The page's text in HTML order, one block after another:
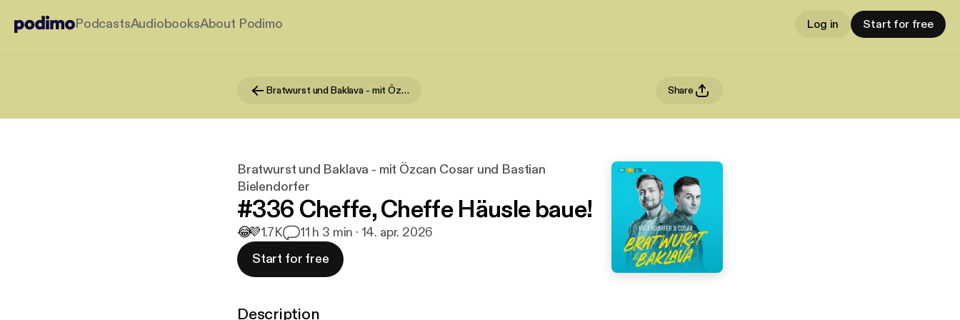
PodcastsAudiobooksAbout Podimo Log in Start for free
Bratwurst und Baklava - mit Özcan Cosar und Bastian Bielendorfer Share
Bratwurst und Baklava - mit Özcan Cosar und Bastian
Bielendorfer
#336 Cheffe, Cheffe Häusle baue!
😂💜1.7K 11 h 3 min · 14. apr. 2026
Start for free
Description